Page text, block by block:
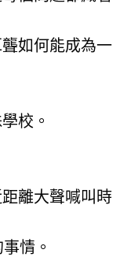
如何能成為一
校。
離大聲喊叫時
情。